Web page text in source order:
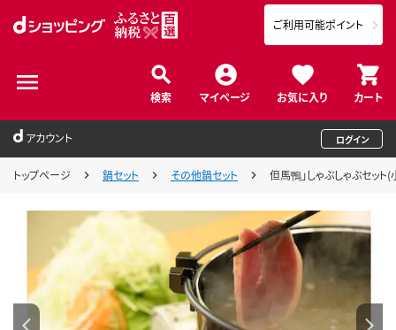
検索 マイページ お気に入り カート
ご利用可能ポイント
アカウント ログイン
トップページ 鍋セット その他鍋セット 但馬鴨」しゃぶしゃぶセッ